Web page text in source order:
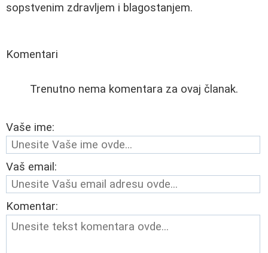
sopstvenim zdravljem i blagostanjem.
Komentari
Trenutno nema komentara za ovaj članak.
Vaše ime:
Vaš email:
Komentar: